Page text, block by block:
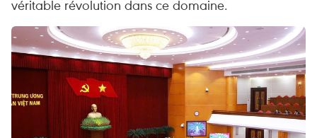
véritable révolution dans ce domaine.